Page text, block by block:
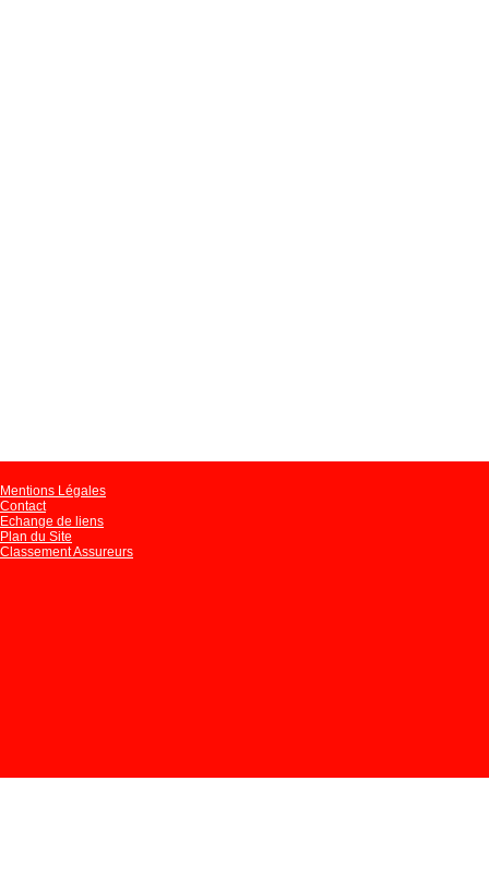
Mentions Légales
Contact
Echange de liens
Plan du Site
Classement Assureurs